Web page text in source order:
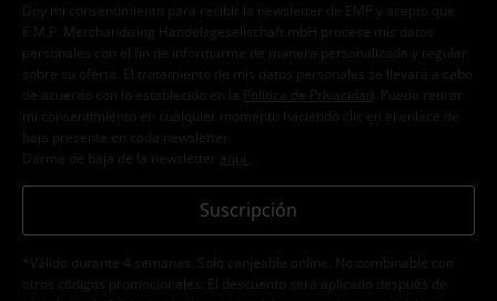
Doy mi consentimiento para recibir la newsletter de EMP y acepto que
E.M.P. Merchandising Handelsgesellschaft mbH procese mis datos
personales con el fin de informarme de manera personalizada y regular
sobre su oferta. El tratamiento de mis datos personales se llevará a cabo
de acuerdo con lo establecido en la
Política de Privacidad . Puedo retirar
mi consentimiento en cualquier momento haciendo clic en el enlace de
baja presente en cada newsletter.
Darme de baja de la newsletter
aquí
Suscripción
*Válido durante 4 semanas. Solo canjeable online. No combinable con
otros códigos promocionales. El descuento será aplicado después de